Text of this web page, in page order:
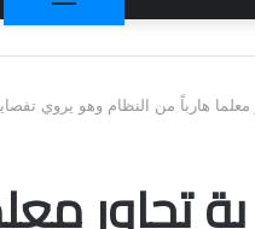
معلما هارباً من النظام وهو يروي
تحاور